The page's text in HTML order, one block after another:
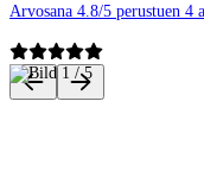
Arvosana 4.8/5 perustuen 4
Produktbilder och